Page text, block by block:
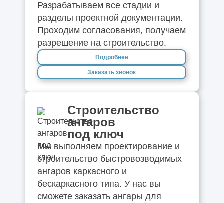
Разрабатываем все стадии и
разделы проектной документации.
Проходим согласования, получаем
разрешение на строительство.
Подробнее
Заказать звонок
Строительство
ангаров
под ключ
Мы выполняем проектирование и
строительство быстровозводимых
ангаров каркасного и
бескаркасного типа. У нас вы
сможете заказать ангары для